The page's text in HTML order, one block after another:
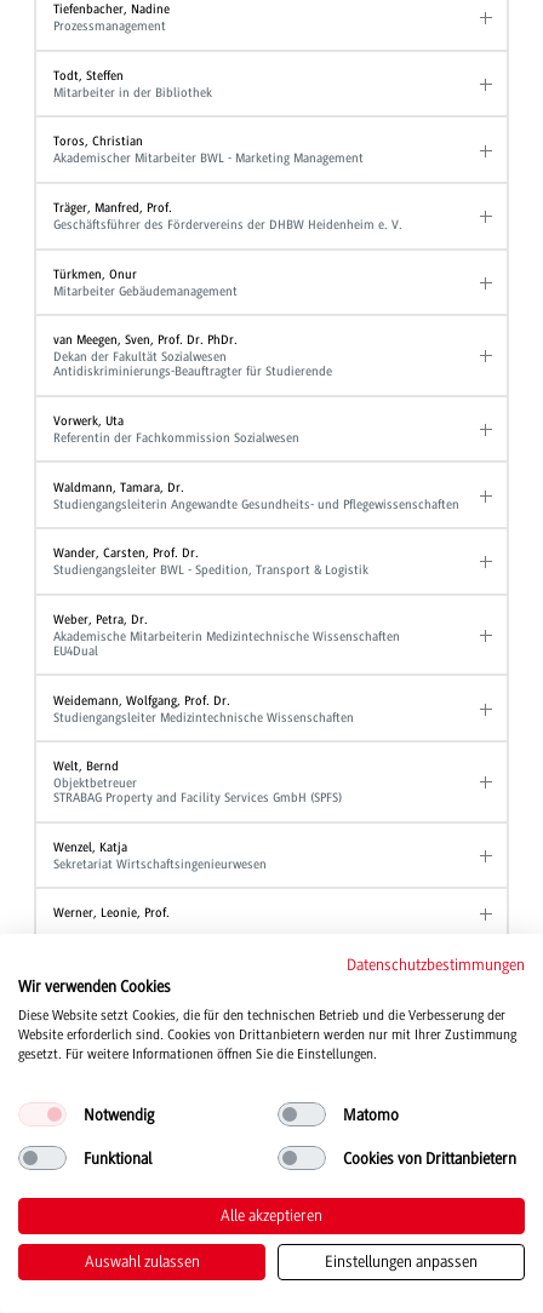
Tiefenbacher, Nadine
Prozessmanagement
Todt, Steffen
Mitarbeiter in der Bibliothek
Toros, Christian
Akademischer Mitarbeiter BWL - Marketing Management
Träger, Manfred, Prof.
Geschäftsführer des Fördervereins der DHBW Heidenheim e. V.
Türkmen, Onur
Mitarbeiter Gebäudemanagement
van Meegen, Sven, Prof. Dr. PhDr.
Dekan der Fakultät Sozialwesen
Antidiskriminierungs-Beauftragter für Studierende
Vorwerk, Uta
Referentin der Fachkommission Sozialwesen
Waldmann, Tamara, Dr.
Studiengangsleiterin Angewandte Gesundheits- und Pflegewissenschaften
Wander, Carsten, Prof. Dr.
Studiengangsleiter BWL - Spedition, Transport & Logistik
Weber, Petra, Dr.
Akademische Mitarbeiterin Medizintechnische Wissenschaften
EU4Dual
Weidemann, Wolfgang, Prof. Dr.
Studiengangsleiter Medizintechnische Wissenschaften
Welt, Bernd
Objektbetreuer
STRABAG Property and Facility Services GmbH (SPFS)
Wenzel, Katja
Sekretariat Wirtschaftsingenieurwesen
Werner, Leonie, Prof.
Akademische Mitarbeiterin Angewandte Hebammenwissenschaft
Wind, Tanja, Prof. Dr.
Studiengang Kinder- und Jugendhilfe
Professor Studiengang BWL - Industrie
Professor Studiengang BWL - Industrial Business Management
Stellvertretende Ansprechpartnerin der Beauftragten für Chancengleichheit
Witt, Alexander
Datenschutzbestimmungen
Wir verwenden Cookies
Diese Website setzt Cookies, die für den technischen Betrieb und die Verbesserung der
Website erforderlich sind. Cookies von Drittanbietern werden nur mit Ihrer Zustimmung
gesetzt. Für weitere Informationen öffnen Sie die Einstellungen.
Notwendig Matomo
Funktional Cookies von Drittanbietern
Alle akzeptieren
Auswahl zulassen Einstellungen anpassen